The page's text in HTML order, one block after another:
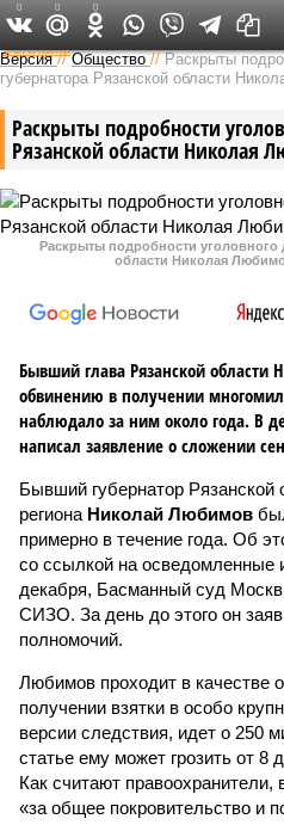
Федеральный
Версия //Общество //Раскрыты
губернатора Рязанской области
Раскрыты подробности
Рязанской области Николая
Раскрыты подробности уголовного
области Николая
Бывший глава Рязанской области
обвинению в получении
наблюдало за ним около года. В
написал заявление о сложении
Бывший губернатор Рязанской
региона Николай Любимов
примерно в течение года. Об
со ссылкой на осведомленные
декабря, Басманный суд
СИЗО. За день до этого он
полномочий.
Любимов проходит в качестве
получении взятки в особо
версии следствия, идет о 250
статье ему может грозить от
Как считают
«за общее покровительство и
0 0 0